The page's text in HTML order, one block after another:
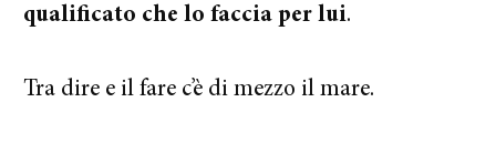
qualificato che lo faccia per lui.
Tra dire e il fare c’è di mezzo il mare.